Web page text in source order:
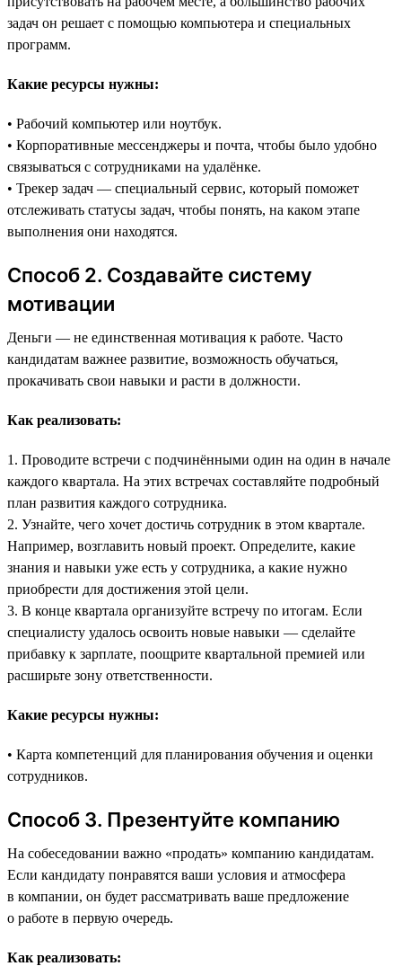
задач он решает с помощью компьютера и специальных
программ.
Какие ресурсы нужны:
• Рабочий компьютер или ноутбук.
• Корпоративные мессенджеры и почта, чтобы было удобно
связываться с сотрудниками на удалёнке.
• Трекер задач — специальный сервис, который поможет
отслеживать статусы задач, чтобы понять, на каком этапе
выполнения они находятся.
Способ 2. Создавайте систему
мотивации
Деньги — не единственная мотивация к работе. Часто
кандидатам важнее развитие, возможность обучаться,
прокачивать свои навыки и расти в должности.
Как реализовать:
1. Проводите встречи с подчинёнными один на один в начале
каждого квартала. На этих встречах составляйте подробный
план развития каждого сотрудника.
2. Узнайте, чего хочет достичь сотрудник в этом квартале.
Например, возглавить новый проект. Определите, какие
знания и навыки уже есть у сотрудника, а какие нужно
приобрести для достижения этой цели.
3. В конце квартала организуйте встречу по итогам. Если
специалисту удалось освоить новые навыки — сделайте
прибавку к зарплате, поощрите квартальной премией или
расширьте зону ответственности.
Какие ресурсы нужны:
• Карта компетенций для планирования обучения и оценки
сотрудников.
Способ 3. Презентуйте компанию
На собеседовании важно «продать» компанию кандидатам.
Если кандидату понравятся ваши условия и атмосфера
в компании, он будет рассматривать ваше предложение
о работе в первую очередь.
Как реализовать: